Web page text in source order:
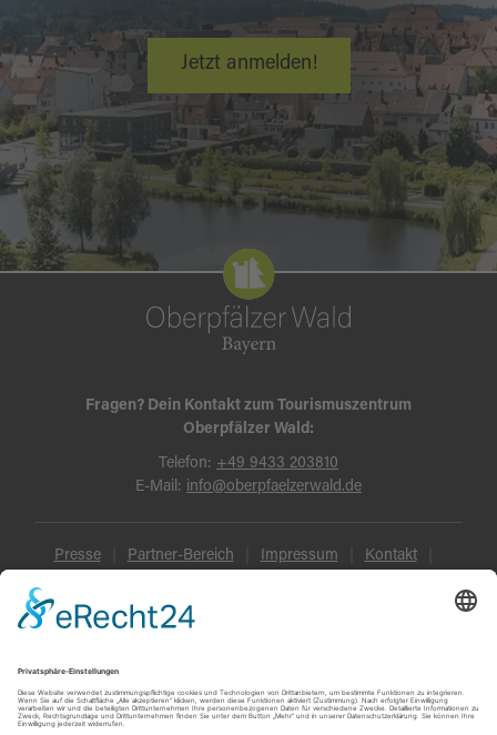
Jetzt anmelden!
Fragen? Dein Kontakt zum Tourismuszentrum
Oberpfälzer Wald:
Telefon: +49 9433 203810
E-Mail: info@oberpfaelzerwald.de
Presse Partner-Bereich Impressum Kontakt
Datenschutz